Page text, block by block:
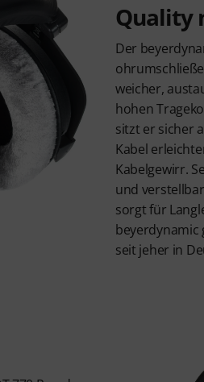
Quality
Der
weicher,
hohen
sitzt er sicher
Kabel
Kabelgewirr.
und
sorgt für
beyerdynamic
seit jeher in